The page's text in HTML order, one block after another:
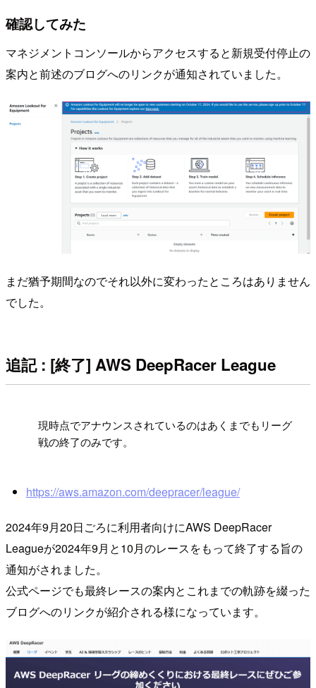
確認してみた
マネジメントコンソールからアクセスすると新規受付停止の
案内と前述のブログへのリンクが通知されていました。
まだ猶予期間なのでそれ以外に変わったところはありません
でした。
追記 : [終了] AWS DeepRacer League
現時点でアナウンスされているのはあくまでもリーグ
戦の終了のみです。
https://aws.amazon.com/deepracer/league/
2024年9月20日ごろに利用者向けにAWS DeepRacer
Leagueが2024年9月と10月のレースをもって終了する旨の
通知がされました。
公式ページでも最終レースの案内とこれまでの軌跡を綴った
ブログへのリンクが紹介される様になっています。